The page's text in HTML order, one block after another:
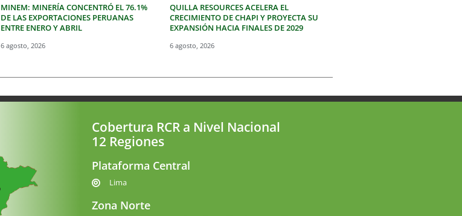
MINEM: MINERÍA CONCENTRÓ EL 76.1%
DE LAS EXPORTACIONES PERUANAS
ENTRE ENERO Y ABRIL
6 agosto, 2026
QUILLA RESOURCES ACELERA EL
CRECIMIENTO DE CHAPI Y PROYECTA SU
EXPANSIÓN HACIA FINALES DE 2029
6 agosto, 2026
Cobertura RCR a Nivel Nacional
12 Regiones
Plataforma Central
Lima
Zona Norte